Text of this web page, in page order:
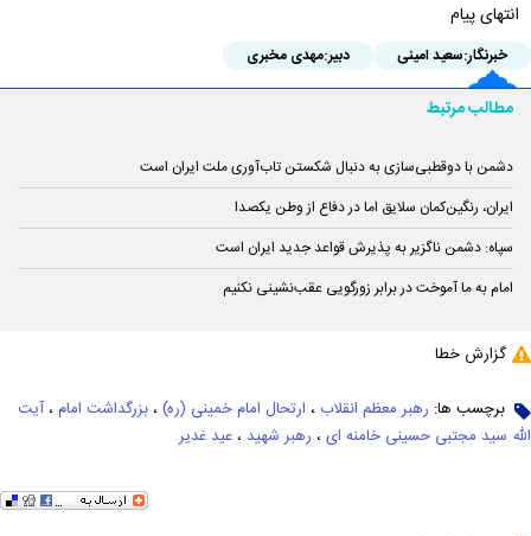
انتهای پیام
خبرنگار:سعید امینی دبیر:مهدی مخبری
مطالب مرتبط
دشمن با دوقطبی‌سازی به دنبال شکستن تاب‌آوری ملت ایران است
ایران، رنگین‌کمان سلایق اما در دفاع از وطن یکصدا
سپاه: دشمن ناگزیر به پذیرش قواعد جدید ایران است
امام به ما آموخت در برابر زورگویی عقب‌نشینی نکنیم
گزارش خطا
برچسب ها: رهبر معظم انقلاب ، ارتحال امام خمینی (ره) ، بزرگداشت امام ، آیت
الله سید مجتبی حسینی خامنه ای ، رهبر شهید ، عید غدیر